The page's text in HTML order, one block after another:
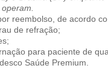
reembolso, de acordo
de refração;
para paciente de
Saúde Premium.